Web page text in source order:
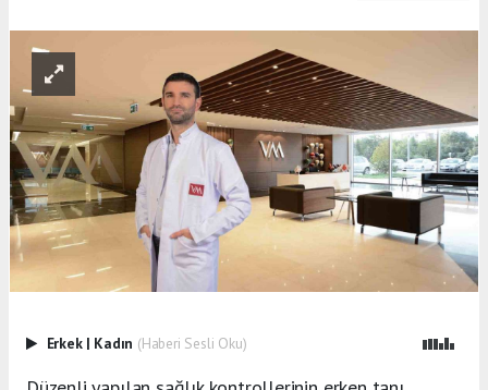
Erkek | Kadın (Haberi Sesli Oku)